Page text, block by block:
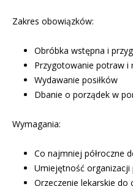
Zakres obowiązków:
Obróbka wstępna i
Przygotowanie potraw i
Wydawanie posiłków
Dbanie o porządek w
Wymagania:
Co najmniej półroczne
Umiejętność organizacji
Orzeczenie lekarskie do